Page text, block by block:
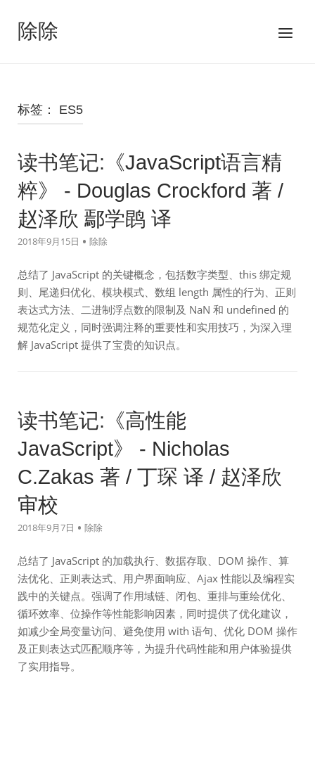
除除
菜
标签： ES5
读书笔记:《JavaScript语言精
粹》 - Douglas Crockford 著 /
赵泽欣 鄢学鹍 译
2018年9月15日 除除
总结了 JavaScript 的关键概念，包括数字类型、this 绑定规
则、尾递归优化、模块模式、数组 length 属性的行为、正则
表达式方法、二进制浮点数的限制及 NaN 和 undefined 的
规范化定义，同时强调注释的重要性和实用技巧，为深入理
解 JavaScript 提供了宝贵的知识点。
读书笔记:《高性能
JavaScript》 - Nicholas
C.Zakas 著 / 丁琛 译 / 赵泽欣
审校
2018年9月7日 除除
总结了 JavaScript 的加载执行、数据存取、DOM 操作、算
法优化、正则表达式、用户界面响应、Ajax 性能以及编程实
践中的关键点。强调了作用域链、闭包、重排与重绘优化、
循环效率、位操作等性能影响因素，同时提供了优化建议，
如减少全局变量访问、避免使用 with 语句、优化 DOM 操作
及正则表达式匹配顺序等，为提升代码性能和用户体验提供
了实用指导。